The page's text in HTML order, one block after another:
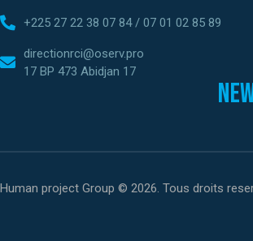
+225 27 22 38 07 84 / 07 01 02 85 89
directionrci@oserv.pro
17 BP 473 Abidjan 17
Human project Group © 2026. Tous droits